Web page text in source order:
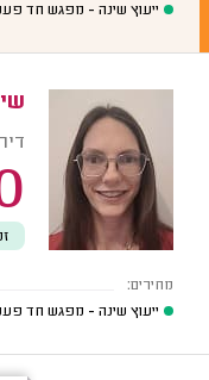
ייעוץ שינה - מפגש חד
מחירים:
ייעוץ שינה - מפגש חד